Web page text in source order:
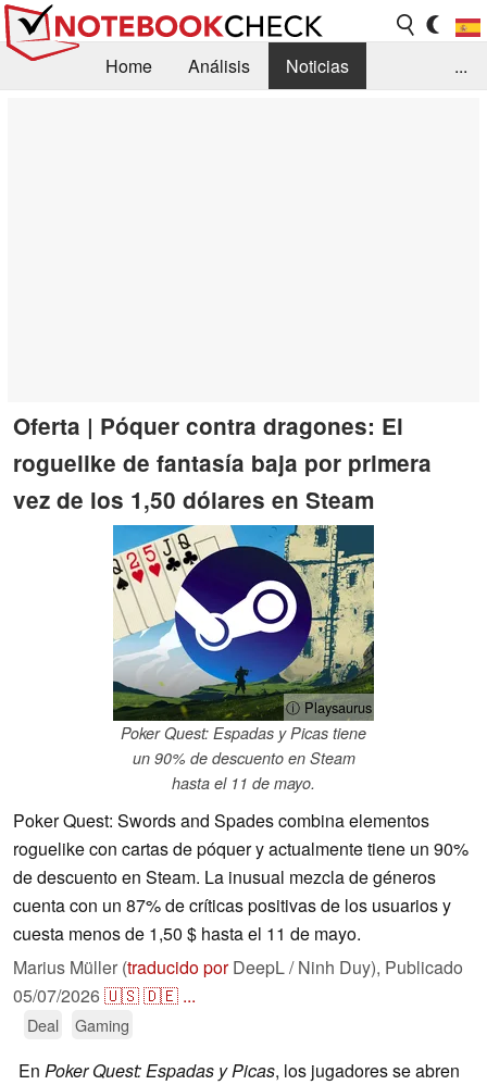
Home Análisis
Noticias
...
Oferta | Póquer contra dragones: El
roguelike de fantasía baja por primera
vez de los 1,50 dólares en Steam
ⓘ Playsaurus
Poker Quest: Espadas y Picas tiene
un 90% de descuento en Steam
hasta el 11 de mayo.
Poker Quest: Swords and Spades combina elementos
roguelike con cartas de póquer y actualmente tiene un 90%
de descuento en Steam. La inusual mezcla de géneros
cuenta con un 87% de críticas positivas de los usuarios y
cuesta menos de 1,50 $ hasta el 11 de mayo.
Marius Müller (traducido porDeepL / Ninh Duy), Publicado
05/07/2026🇺🇸🇩🇪 ...
Deal Gaming
En Poker Quest: Espadas y Picas, los jugadores se abren